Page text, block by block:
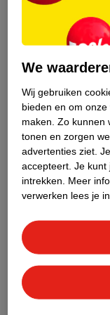
Oral-B IO5
Tandenborstel
Gillette Fusion5
We
Wij gebruiken
bieden en om
maken. Zo kunnen
tonen en zorgen
advertenties ziet.
accepteert. Je kunt
intrekken.
Meer
verwerken lees je